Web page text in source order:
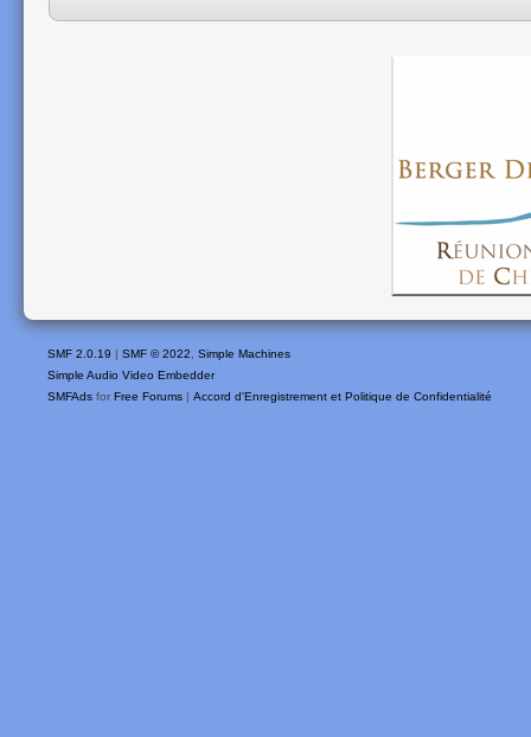
SMF 2.0.19 | SMF © 2022
Simple Machines
Simple Audio Video Embedder
SMFAds for Free Forums | Accord d'Enregistrement et Politique de Confidentialité